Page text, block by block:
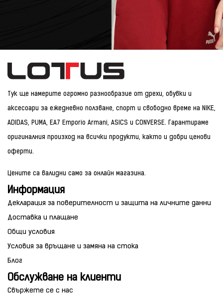
Тук ще намерите огромно разнообразие от дрехи, обувки и
аксесоари за ежедневно ползване, спорт и свободно време на NIKE,
ADIDAS, PUMA, EA7 Emporio Armani, ASICS и CONVERSE. Гарантираме
оригиналния произход на всички продукти, както и добри ценови
оферти.
Цените са валидни само за онлайн магазина.
Информация
Декларация за поверителност и защита на личните данни
Доставка и плащане
Общи условия
Условия за връщане и замяна на стока
Блог
Обслужване на клиенти
Свържете се с нас